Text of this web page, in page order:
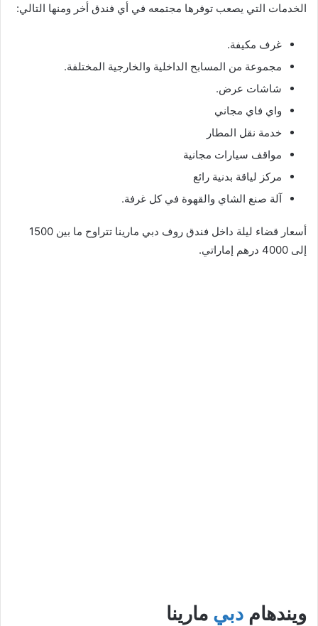
الخدمات التي يصعب توفرها مجتمعه في أي فندق أخر ومنها التالي:
غرف مكيفة.
مجموعة من المسابح الداخلية والخارجية المختلفة.
شاشات عرض.
واي فاي مجاني
خدمة نقل المطار
مواقف سيارات مجانية
مركز لياقة بدنية رائع
آلة صنع الشاي والقهوة في كل غرفة.
أسعار قضاء ليلة داخل فندق روف دبي مارينا تتراوح ما بين 1500
إلى 4000 درهم إماراتي.
ويندهام دبي مارينا